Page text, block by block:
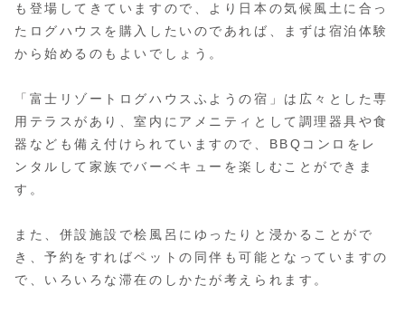
も登場してきていますので、より日本の気候風土に合っ
たログハウスを購入したいのであれば、まずは宿泊体験
から始めるのもよいでしょう。
「富士リゾートログハウスふようの宿」は広々とした専
用テラスがあり、室内にアメニティとして調理器具や食
器なども備え付けられていますので、BBQコンロをレ
ンタルして家族でバーベキューを楽しむことができま
す。
また、併設施設で桧風呂にゆったりと浸かることがで
き、予約をすればペットの同伴も可能となっていますの
で、いろいろな滞在のしかたが考えられます。